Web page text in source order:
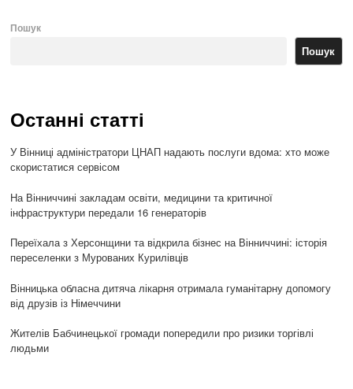
Пошук
Пошук
Останні статті
У Вінниці адміністратори ЦНАП надають послуги вдома: хто може
скористатися сервісом
На Вінниччині закладам освіти, медицини та критичної
інфраструктури передали 16 генераторів
Переїхала з Херсонщини та відкрила бізнес на Вінниччині: історія
переселенки з Мурованих Курилівців
Вінницька обласна дитяча лікарня отримала гуманітарну допомогу
від друзів із Німеччини
Жителів Бабчинецької громади попередили про ризики торгівлі
людьми